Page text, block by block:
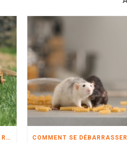
COMMENT SE DÉBARRASSER D’UN RENARD ?